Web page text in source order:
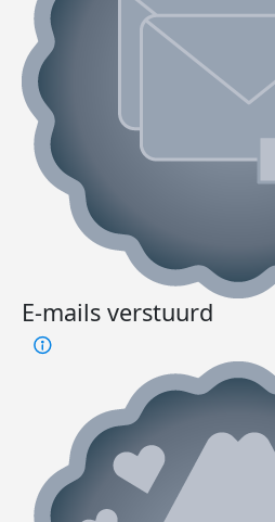
E-mails verstuurd